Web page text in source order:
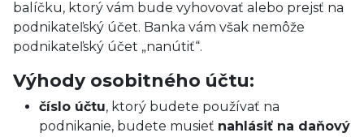
balíčku, ktorý vám bude vyhovovať alebo prejsť na
podnikateľský účet. Banka vám však nemôže
podnikateľský účet „nanútiť“.
Výhody osobitného účtu:
číslo účtu, ktorý budete používať na
podnikanie, budete musieť nahlásiť na daňový